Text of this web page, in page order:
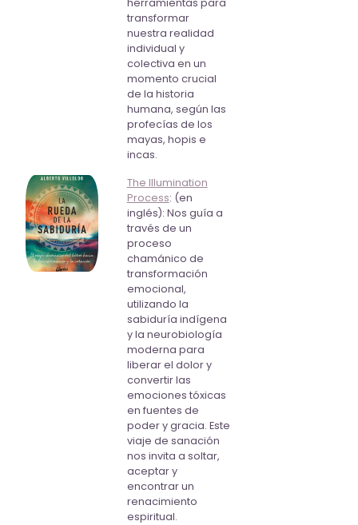
herramientas para
transformar
nuestra realidad
individual y
colectiva en un
momento crucial
de la historia
humana, según las
profecías de los
mayas, hopis e
incas.
The Illumination
Process: (en
inglés): Nos guía a
través de un
proceso
chamánico de
transformación
emocional,
utilizando la
sabiduría indígena
y la neurobiología
moderna para
liberar el dolor y
convertir las
emociones tóxicas
en fuentes de
poder y gracia. Este
viaje de sanación
nos invita a soltar,
aceptar y
encontrar un
renacimiento
espiritual.